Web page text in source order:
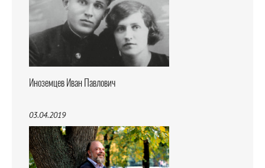
Иноземцев Иван Павлович
03.04.2019